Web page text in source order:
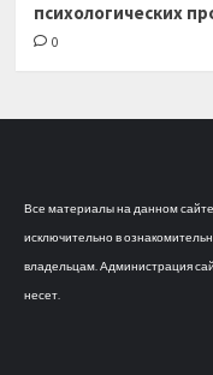
психологических
0
Все материалы на данном сайте
исключительно в
владельцам. Администрация
несет.